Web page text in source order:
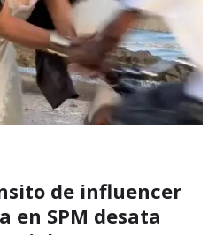
de influencer
en SPM desata